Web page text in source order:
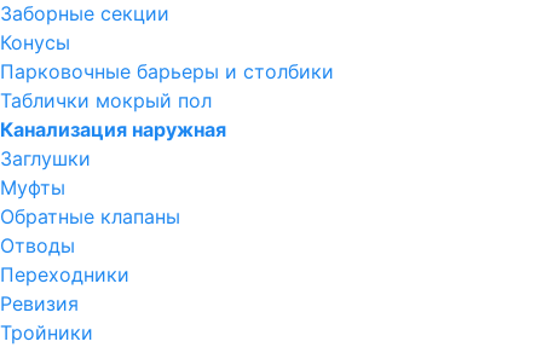
Заборные секции
Конусы
Парковочные барьеры и столбики
Таблички мокрый пол
Канализация наружная
Заглушки
Муфты
Обратные клапаны
Отводы
Переходники
Ревизия
Тройники